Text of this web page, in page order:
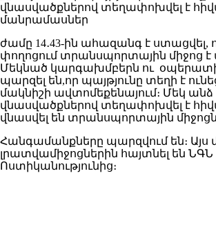
ժամը 14․43-ին ահազանգ է ստացվել,
փողոցում տրանսպորտային միջոց է
Մեկնած կարգախմբերն ու
պարզել են,որ պայթյունը տեղի է
մակնիշի ավտոմեքենայում։ Մեկ անձ
վնասվածքներով տեղափոխվել է
վնասվել են տրանսպորտային
Հանգամանքները պարզվում են։ Այս
լրատվամիջոցներին հայտնել են ՆԳՆ
Ոստիկանությունից։